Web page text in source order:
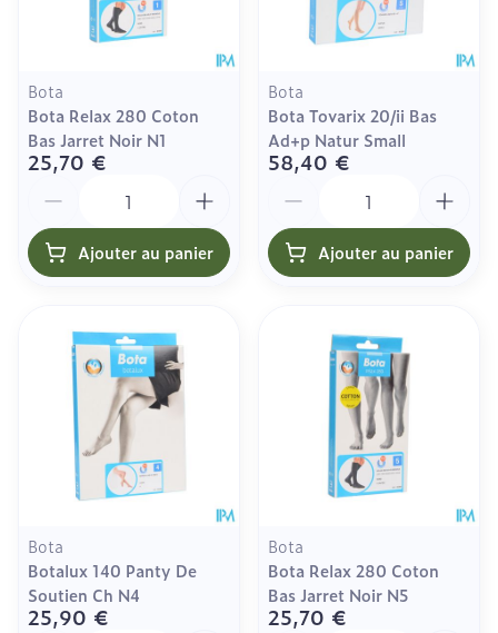
Bota
Bota Relax 280 Coton
Bas Jarret Noir N1
25,70 €
Ajouter au panier
Bota
Bota Tovarix 20/ii Bas
Ad+p Natur Small
58,40 €
Ajouter au panier
Bota
Botalux 140 Panty De
Soutien Ch N4
25,90 €
Bota
Bota Relax 280 Coton
Bas Jarret Noir N5
25,70 €